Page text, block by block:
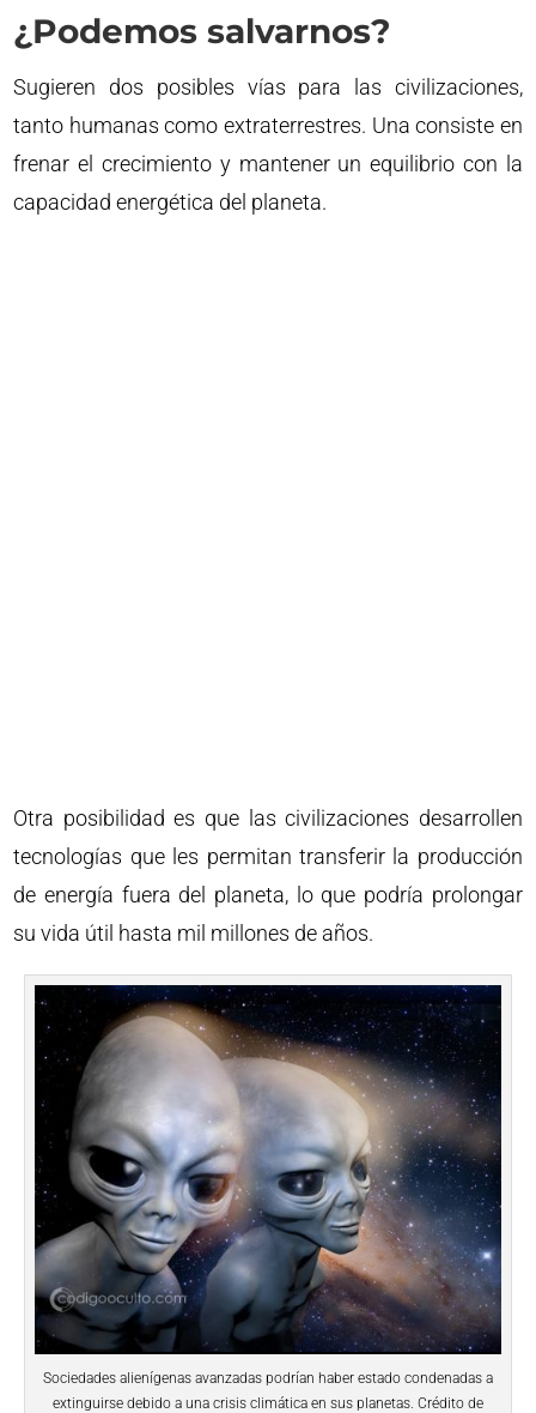
¿Podemos salvarnos?
Sugieren dos posibles vías para las civilizaciones,
tanto humanas como extraterrestres. Una consiste en
frenar el crecimiento y mantener un equilibrio con la
capacidad energética del planeta.
Otra posibilidad es que las civilizaciones desarrollen
tecnologías que les permitan transferir la producción
de energía fuera del planeta, lo que podría prolongar
su vida útil hasta mil millones de años.
Sociedades alienígenas avanzadas podrían haber estado condenadas a
extinguirse debido a una crisis climática en sus planetas. Crédito de